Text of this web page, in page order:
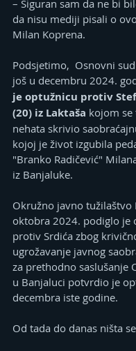
– Siguran sam da ne bi
da nisu mediji pisali o
Milan Koprena.
Podsjetimo,  Osnovni
još u decembru 2024.
je optužnicu protiv
(20) iz Laktaša kojom se
nehata skrivio
kojoj je život izgubila
"Branko Radičević"
iz Banjaluke.
Okružno javno tužilaštvo
oktobra 2024. podiglo je
protiv Srdića zbog
ugrožavanje javnog
za prethodno saslušanje
u Banjaluci potvrdio je
decembra iste godine.
Od tada do danas ništa